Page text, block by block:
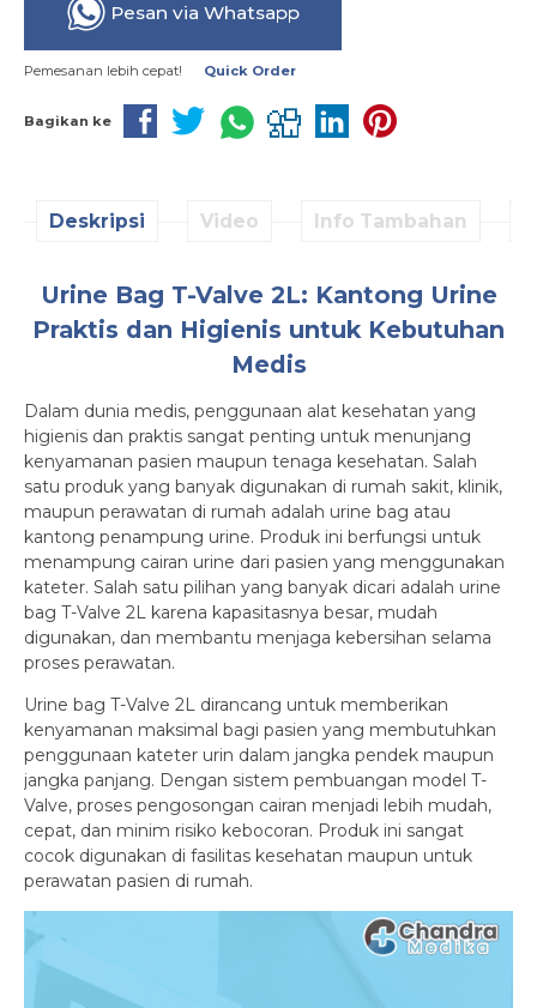
Pesan via Whatsapp
Pemesanan lebih cepat! Quick Order
Bagikan ke
Deskripsi Video Info Tambahan
Urine Bag T-Valve 2L: Kantong Urine
Praktis dan Higienis untuk Kebutuhan
Medis
Dalam dunia medis, penggunaan alat kesehatan yang
higienis dan praktis sangat penting untuk menunjang
kenyamanan pasien maupun tenaga kesehatan. Salah
satu produk yang banyak digunakan di rumah sakit, klinik,
maupun perawatan di rumah adalah urine bag atau
kantong penampung urine. Produk ini berfungsi untuk
menampung cairan urine dari pasien yang menggunakan
kateter. Salah satu pilihan yang banyak dicari adalah urine
bag T-Valve 2L karena kapasitasnya besar, mudah
digunakan, dan membantu menjaga kebersihan selama
proses perawatan.
Urine bag T-Valve 2L dirancang untuk memberikan
kenyamanan maksimal bagi pasien yang membutuhkan
penggunaan kateter urin dalam jangka pendek maupun
jangka panjang. Dengan sistem pembuangan model T-
Valve, proses pengosongan cairan menjadi lebih mudah,
cepat, dan minim risiko kebocoran. Produk ini sangat
cocok digunakan di fasilitas kesehatan maupun untuk
perawatan pasien di rumah.